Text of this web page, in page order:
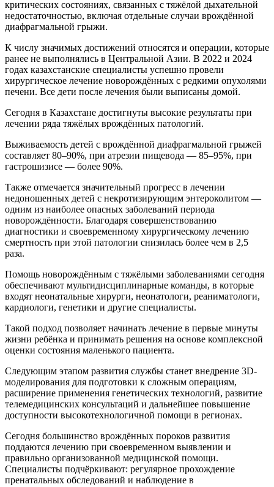
критических состояниях, связанных с тяжёлой дыхательной
недостаточностью, включая отдельные случаи врождённой
диафрагмальной грыжи.
К числу значимых достижений относятся и операции, которые
ранее не выполнялись в Центральной Азии. В 2022 и 2024
годах казахстанские специалисты успешно провели
хирургическое лечение новорождённых с редкими опухолями
печени. Все дети после лечения были выписаны домой.
Сегодня в Казахстане достигнуты высокие результаты при
лечении ряда тяжёлых врождённых патологий.
Выживаемость детей с врождённой диафрагмальной грыжей
составляет 80–90%, при атрезии пищевода — 85–95%, при
гастрошизисе — более 90%.
Также отмечается значительный прогресс в лечении
недоношенных детей с некротизирующим энтероколитом —
одним из наиболее опасных заболеваний периода
новорождённости. Благодаря совершенствованию
диагностики и своевременному хирургическому лечению
смертность при этой патологии снизилась более чем в 2,5
раза.
Помощь новорождённым с тяжёлыми заболеваниями сегодня
обеспечивают мультидисциплинарные команды, в которые
входят неонатальные хирурги, неонатологи, реаниматологи,
кардиологи, генетики и другие специалисты.
Такой подход позволяет начинать лечение в первые минуты
жизни ребёнка и принимать решения на основе комплексной
оценки состояния маленького пациента.
Следующим этапом развития службы станет внедрение 3D-
моделирования для подготовки к сложным операциям,
расширение применения генетических технологий, развитие
телемедицинских консультаций и дальнейшее повышение
доступности высокотехнологичной помощи в регионах.
Сегодня большинство врождённых пороков развития
поддаются лечению при своевременном выявлении и
правильно организованной медицинской помощи.
Специалисты подчёркивают: регулярное прохождение
пренатальных обследований и наблюдение в